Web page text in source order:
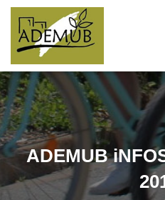
ADEMUB